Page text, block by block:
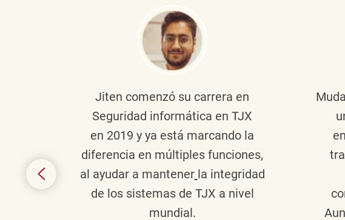
Jiten comenzó su carrera en
Seguridad informática en TJX
en 2019 y ya está marcando la
diferencia en múltiples funciones,
al ayudar a mantener la integridad
de los sistemas de TJX a nivel
mundial.